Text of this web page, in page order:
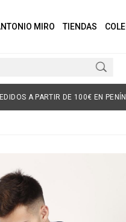
MIRO TIENDAS
A PARTIR DE 100€ EN